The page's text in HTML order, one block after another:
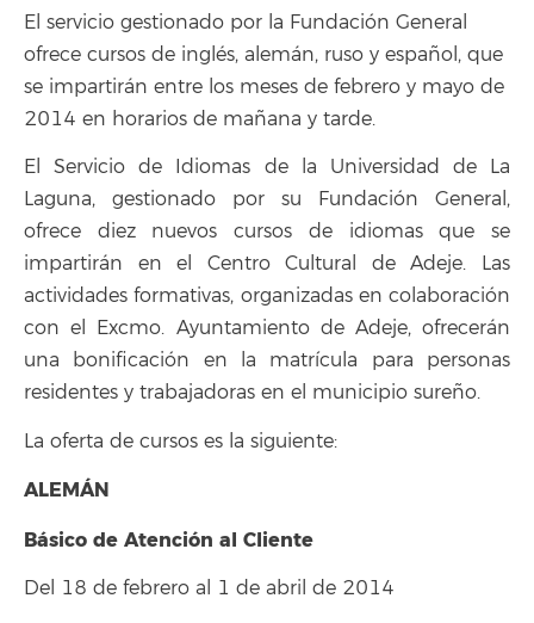
El servicio gestionado por la Fundación General
ofrece cursos de inglés, alemán, ruso y español, que
se impartirán entre los meses de febrero y mayo de
2014 en horarios de mañana y tarde.
El Servicio de Idiomas de la Universidad de La
Laguna, gestionado por su Fundación General,
ofrece diez nuevos cursos de idiomas que se
impartirán en el Centro Cultural de Adeje. Las
actividades formativas, organizadas en colaboración
con el Excmo. Ayuntamiento de Adeje, ofrecerán
una bonificación en la matrícula para personas
residentes y trabajadoras en el municipio sureño.
La oferta de cursos es la siguiente:
ALEMÁN
Básico de Atención al Cliente
Del 18 de febrero al 1 de abril de 2014